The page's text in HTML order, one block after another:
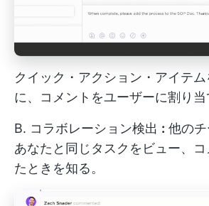
クイック・アクション・アイテ
に、コメントをユーザーに割り当
B. コラボレーション検出 : 他の
あなたと同じタスクをビュー、
たときを知る。